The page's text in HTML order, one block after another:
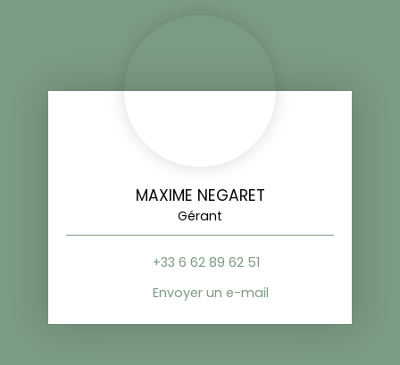
MAXIME NEGARET
Gérant
+33 6 62 89 62 51
Envoyer un e-mail